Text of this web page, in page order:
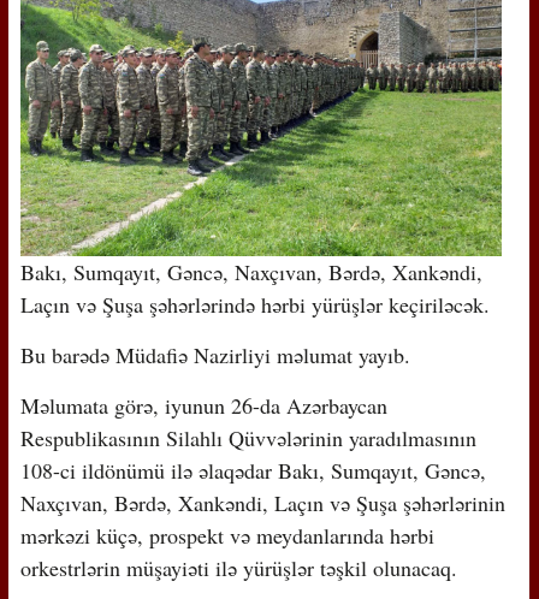
Bakı, Sumqayıt, Gəncə, Naxçıvan, Bərdə, Xankəndi,
Laçın və Şuşa şəhərlərində hərbi yürüşlər keçiriləcək.
Bu barədə Müdafiə Nazirliyi məlumat yayıb.
Məlumata görə, iyunun 26-da Azərbaycan
Respublikasının Silahlı Qüvvələrinin yaradılmasının
108-ci ildönümü ilə əlaqədar Bakı, Sumqayıt, Gəncə,
Naxçıvan, Bərdə, Xankəndi, Laçın və Şuşa şəhərlərinin
mərkəzi küçə, prospekt və meydanlarında hərbi
orkestrlərin müşayiəti ilə yürüşlər təşkil olunacaq.